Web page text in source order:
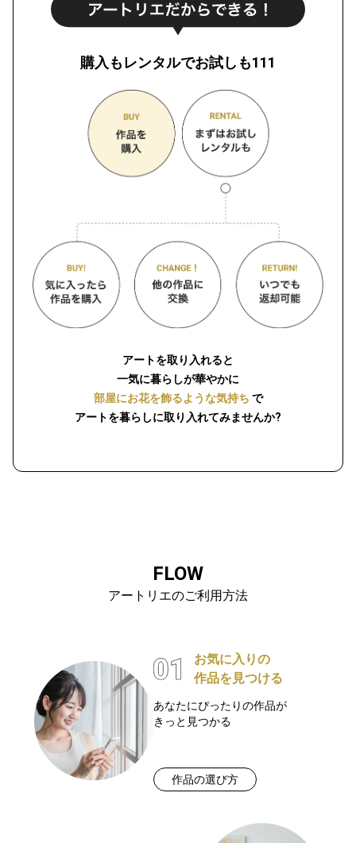
購入もレンタルでお試しも111
アートを取り入れると
一気に暮らしが華やかに
部屋にお花を飾るような気持ち で
アートを暮らしに取り入れてみませんか?
FLOW
アートリエのご利用方法
お気に入りの
作品を見つける
あなたにぴったりの作品が
きっと見つかる
作品の選び方